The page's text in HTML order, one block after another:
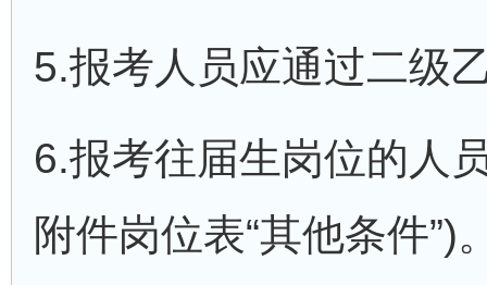
5.报考人员应通过二级
6.报考往届生岗位的人
附件岗位表“其他条件”)